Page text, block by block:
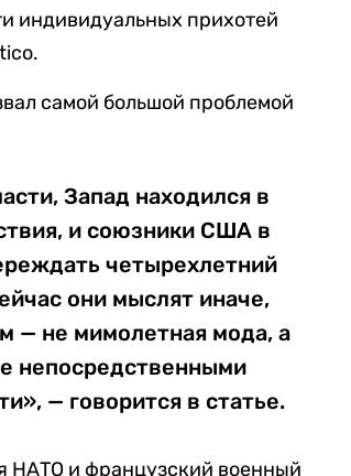
индивидуальных прихотей
самой большой проблемой
Запад находился в
и союзники США в
четырехлетний
они мыслят иначе,
— не мимолетная мода, а
непосредственными
— говорится в статье.
НАТО и французский военный